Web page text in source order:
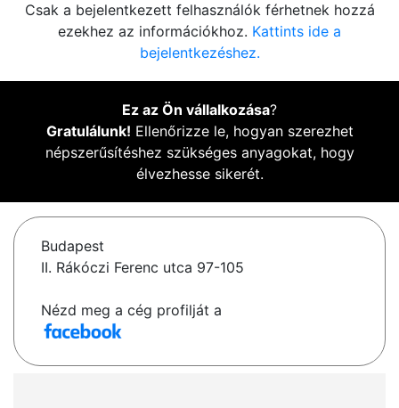
Csak a bejelentkezett felhasználók férhetnek hozzá
ezekhez az információkhoz. Kattints ide a
bejelentkezéshez.
Ez az Ön vállalkozása?
Gratulálunk! Ellenőrizze le, hogyan szerezhet
népszerűsítéshez szükséges anyagokat, hogy
élvezhesse sikerét.
Budapest
II. Rákóczi Ferenc utca 97-105
Nézd meg a cég profilját a